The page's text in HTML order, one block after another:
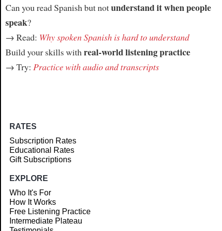
Can you read Spanish but notunderstand it when people
speak?
→ Read: Why spoken Spanish is hard to understand
Build your skills with real-world listening practice
→ Try: Practice with audio and transcripts
RATES
Subscription Rates
Educational Rates
Gift Subscriptions
EXPLORE
Who It's For
How It Works
Free Listening Practice
Intermediate Plateau